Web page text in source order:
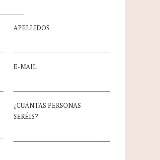
APELLIDOS
E-MAIL
¿CUÁNTAS PERSONAS
SERÉIS?